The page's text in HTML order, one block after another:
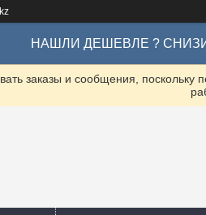
НАШЛИ ДЕШЕВЛЕ ?
заказы и сообщения,